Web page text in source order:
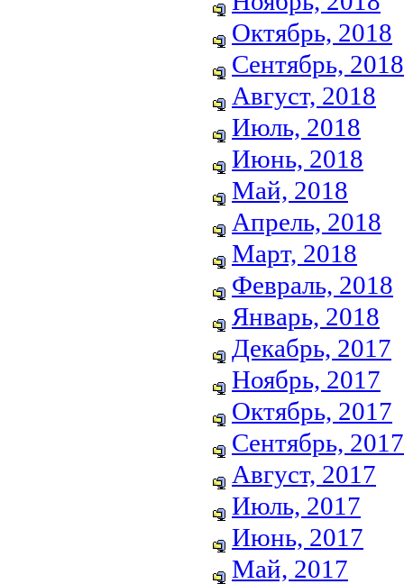
Октябрь, 2018
Сентябрь, 2018
Август, 2018
Июль, 2018
Июнь, 2018
Май, 2018
Апрель, 2018
Март, 2018
Февраль, 2018
Январь, 2018
Декабрь, 2017
Ноябрь, 2017
Октябрь, 2017
Сентябрь, 2017
Август, 2017
Июль, 2017
Июнь, 2017
Май, 2017